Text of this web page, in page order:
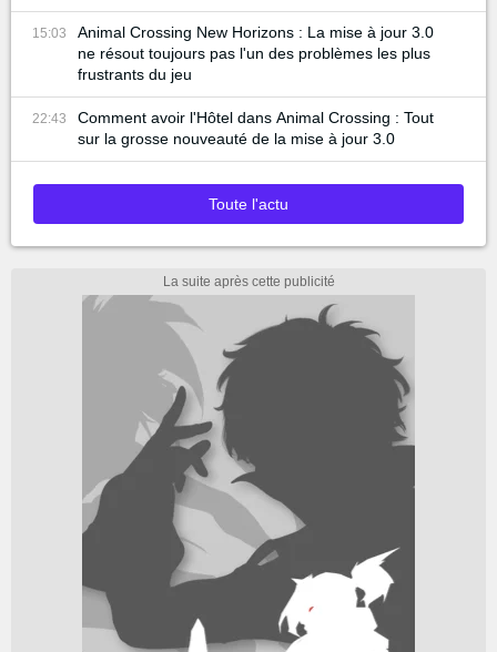
15:03
Animal Crossing New Horizons : La mise à jour 3.0
ne résout toujours pas l'un des problèmes les plus
frustrants du jeu
22:43
Comment avoir l'Hôtel dans Animal Crossing : Tout
sur la grosse nouveauté de la mise à jour 3.0
Toute l'actu